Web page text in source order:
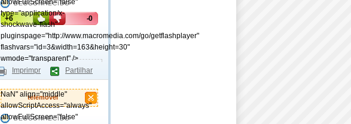
allowFullScreen="false"
type="application/x-
shockwave-flash"
pluginspage="http://www.macromedia.com/go/getflashplayer"
flashvars="id=3&width=163&height=30"
wmode="transparent" />
DESCONHECIDO
+6 -0
Imprimpr Partilhar
telemovel
NaN" align="middle"
allowScriptAccess="always"
allowFullScreen="false"
DESCONHECIDO